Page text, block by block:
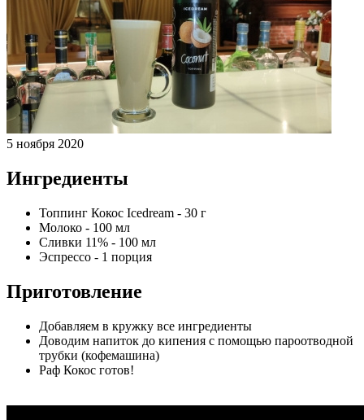
5 ноября 2020
Ингредиенты
Топпинг Кокос Icedream - 30 г
Молоко - 100 мл
Сливки 11% - 100 мл
Эспрессо - 1 порция
Приготовление
Добавляем в кружку все ингредиенты
Доводим напиток до кипения с помощью пароотводной
трубки (кофемашина)
Раф Кокос готов!